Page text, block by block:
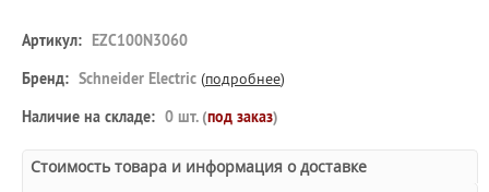
Артикул: EZC100N3060
Бренд: Schneider Electric (подробнее)
Наличие на складе: 0 шт. (под заказ)
Стоимость товара и информация о доставке